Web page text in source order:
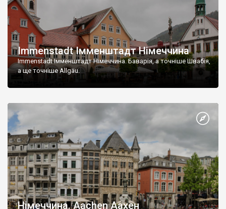
Immenstadt Імменштадт Німеччина
Immenstadt Імменштадт Німеччина. Баварія, а точніше Швабія,
а ще точніше Allgäu.
Німеччина. Aachen Аахен